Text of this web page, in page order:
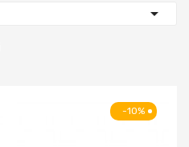

-10%